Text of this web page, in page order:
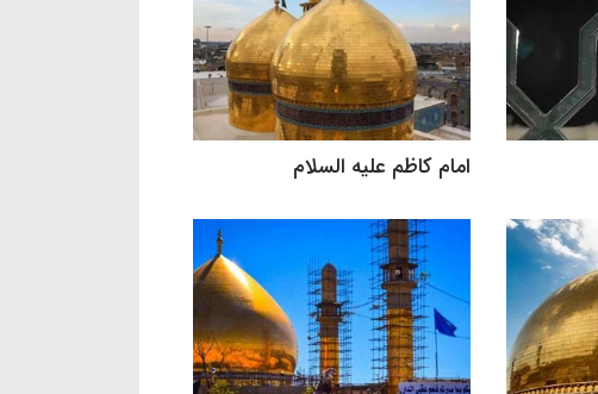
امام کاظم علیه السلام